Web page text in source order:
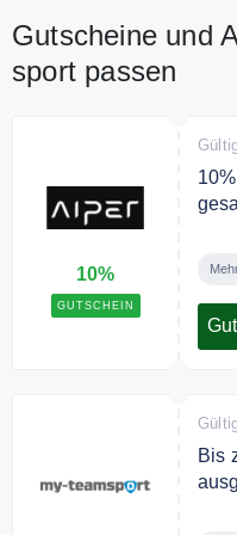
Gutscheine und
sport passen
10%
GUTSCHEIN
ein
15
Bis